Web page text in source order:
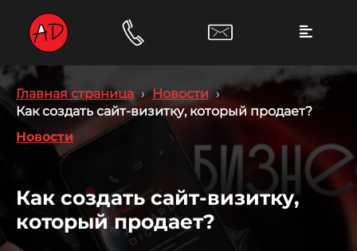
Главная страница › Новости ›
Как создать сайт-визитку, который продает?
Новости
Как создать сайт-визитку,
который продает?